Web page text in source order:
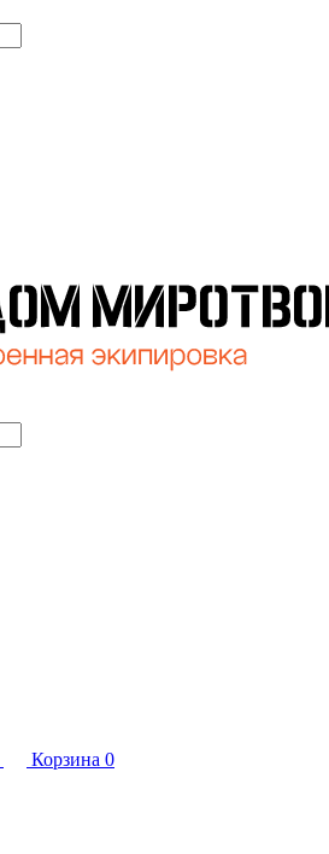
Корзина 0